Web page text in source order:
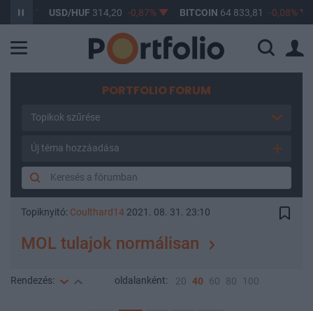
USD/HUF314,20 -0,87% BITCOIN64 833,81 -0,08%
PORTFOLIO FORUM
Topikok szűrése
Új téma hozzáadása
Topiknyitó: Coulthard14 2021. 08. 31. 23:10
MOL tulajok normálisan
Rendezés: oldalanként: 20 40 60 80 100